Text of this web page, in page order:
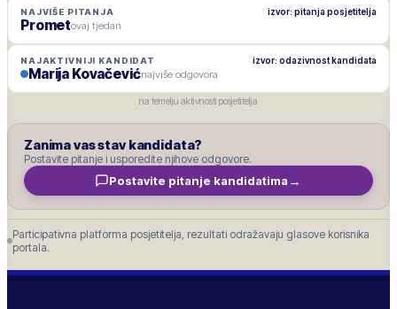
NAJVIŠE PITANJA izvor: pitanja posjetitelja
Prometovaj tjedan
NAJAKTIVNIJI KANDIDAT izvor: odazivnost kandidata
Marija Kovačevićnajviše odgovora
na temelju aktivnosti posjetitelja
Zanima vas stav kandidata?
Postavite pitanje i usporedite njihove odgovore.
Postavite pitanje kandidatima →
Participativna platforma posjetitelja, rezultati odražavaju glasove korisnika
portala.